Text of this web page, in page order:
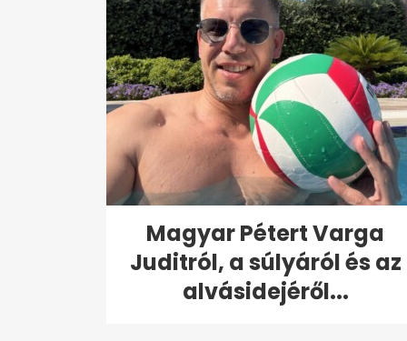
Magyar Pétert Varga
Juditról, a súlyáról és az
alvásidejéről...